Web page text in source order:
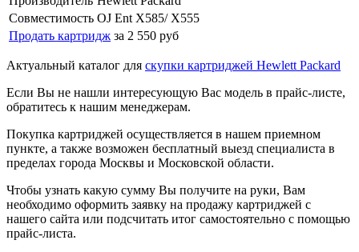
Совместимость OJ Ent X585/ X555
Продать картридж за 2 550 руб
Актуальный каталог для скупки картриджей Hewlett Packard
Если Вы не нашли интересующую Вас модель в прайс-листе,
обратитесь к нашим менеджерам.
Покупка картриджей осуществляется в нашем приемном
пункте, а также возможен бесплатный выезд специалиста в
пределах города Москвы и Московской области.
Чтобы узнать какую сумму Вы получите на руки, Вам
необходимо оформить заявку на продажу картриджей с
нашего сайта или подсчитать итог самостоятельно с помощью
прайс-листа.